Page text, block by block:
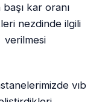
kar oranı
nezdinde ilgili
verilmesi
vıb